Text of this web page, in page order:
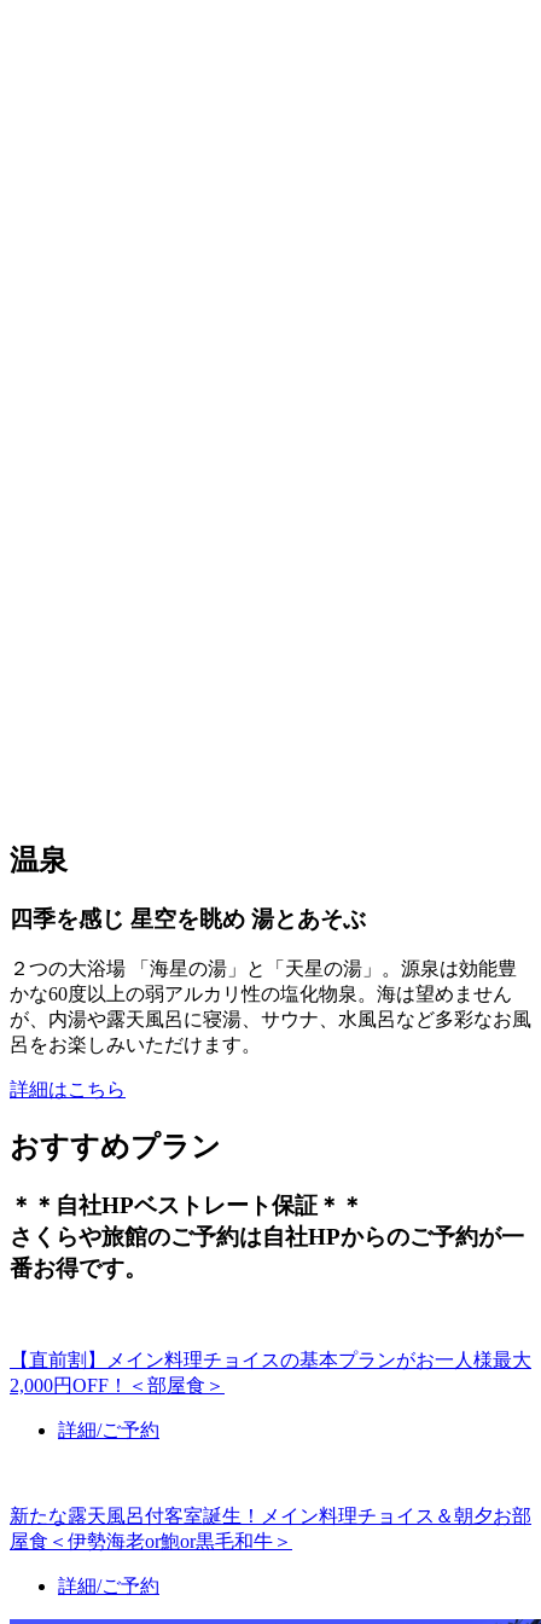
温泉
四季を感じ 星空を眺め 湯とあそぶ
２つの大浴場 「海星の湯」と「天星の湯」。源泉は効能豊
かな60度以上の弱アルカリ性の塩化物泉。海は望めません
が、内湯や露天風呂に寝湯、サウナ、水風呂など多彩なお風
呂をお楽しみいただけます。
詳細はこちら
おすすめプラン
＊＊自社HPベストレート保証＊＊
さくらや旅館のご予約は自社HPからのご予約が一
番お得です。